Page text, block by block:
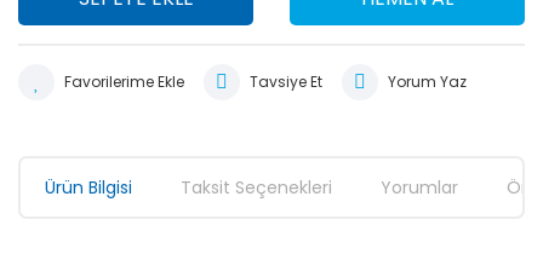
Tavsiye Et Yorum Yaz
Ürün Bilgisi Taksit Seçenekleri Yorumlar